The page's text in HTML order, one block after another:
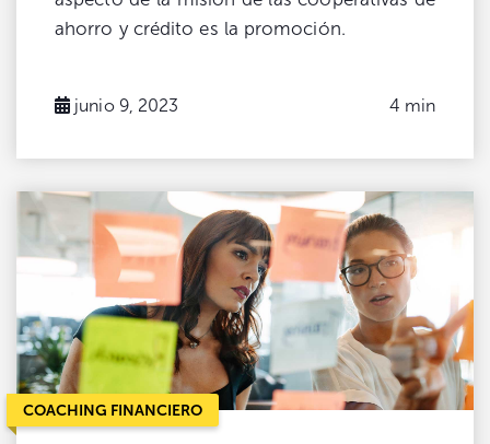
ahorro y crédito es la promoción.
junio 9, 2023 4 min
COACHING FINANCIERO